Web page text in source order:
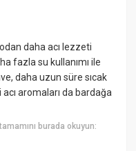
daha acı lezzeti
fazla su kullanımı ile
daha uzun süre sıcak
aromaları da bardağa
burada okuyun: